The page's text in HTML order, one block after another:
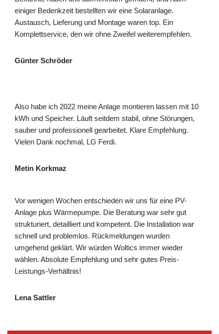
einiger Bedenkzeit bestellten wir eine Solaranlage.
Austausch, Lieferung und Montage waren top. Ein
Komplettservice, den wir ohne Zweifel weiterempfehlen.
Günter Schröder
Also habe ich 2022 meine Anlage montieren lassen mit 10
kWh und Speicher. Läuft seitdem stabil, ohne Störungen,
sauber und professionell gearbeitet. Klare Empfehlung.
Vielen Dank nochmal, LG Ferdi.
Metin Korkmaz
Vor wenigen Wochen entschieden wir uns für eine PV-
Anlage plus Wärmepumpe. Die Beratung war sehr gut
strukturiert, detailliert und kompetent. Die Installation war
schnell und problemlos. Rückmeldungen wurden
umgehend geklärt. Wir würden Woltics immer wieder
wählen. Absolute Empfehlung und sehr gutes Preis-
Leistungs-Verhältnis!
Lena Sattler